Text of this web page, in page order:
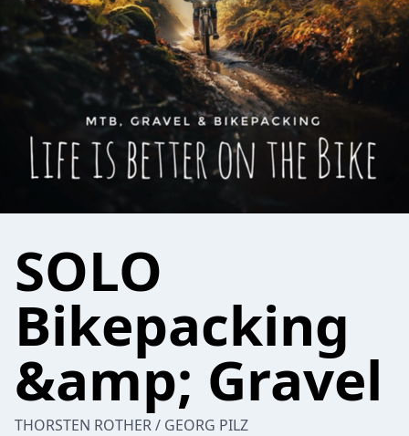
SOLO
Bikepacking
&amp; Gravel
THORSTEN ROTHER / GEORG PILZ